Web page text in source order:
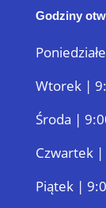
Godziny
Wtorek |
Środa |
Czwartek
Piątek |